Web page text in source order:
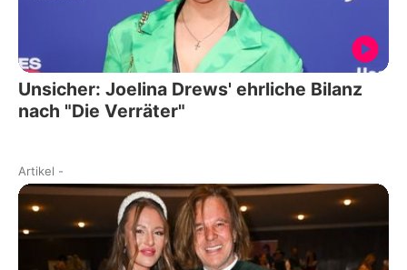
Unsicher: Joelina Drews' ehrliche Bilanz
nach "Die Verräter"
Artikel -